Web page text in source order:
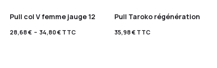
Pull col V femme jauge 12
28,68€ – 34,80€TTC
Pull Taroko régénération
35,98€TTC